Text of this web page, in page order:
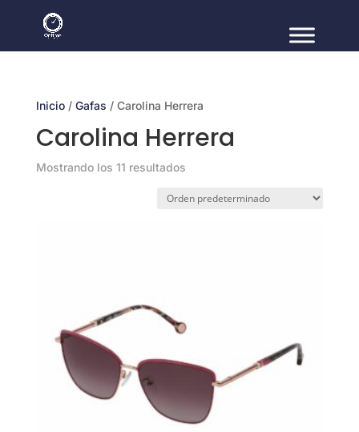
Inicio/ Gafas / Carolina Herrera
Carolina Herrera
Mostrando los 11 resultados